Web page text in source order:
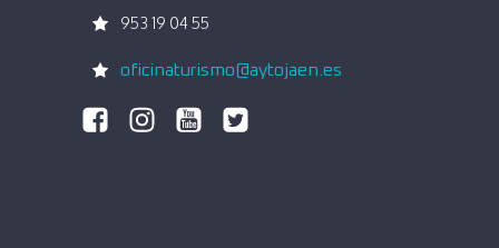
953 19 04 55
oficinaturismo@aytojaen.es